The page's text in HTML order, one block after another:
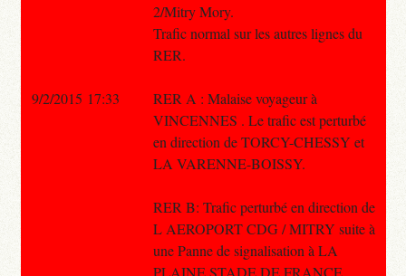
2/Mitry Mory.
Trafic normal sur les autres lignes du
RER.
RER A : Malaise voyageur à
VINCENNES . Le trafic est perturbé
en direction de TORCY-CHESSY et
LA VARENNE-BOISSY.
RER B: Trafic perturbé en direction de
L AEROPORT CDG / MITRY suite à
une Panne de signalisation à LA
PLAINE STADE DE FRANCE
9/2/2015 17:33